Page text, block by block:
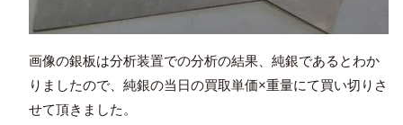
画像の銀板は分析装置での分析の結果、純銀であるとわか
りましたので、純銀の当日の買取単価×重量にて買い切りさ
せて頂きました。